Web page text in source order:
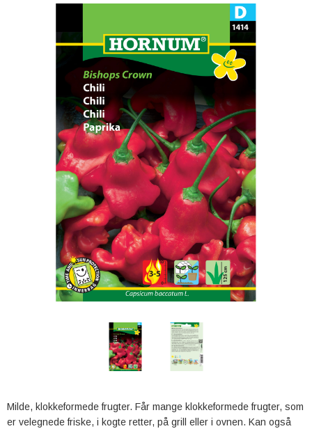
Milde, klokkeformede frugter. Får mange klokkeformede frugter, som
er velegnede friske, i kogte retter, på grill eller i ovnen. Kan også